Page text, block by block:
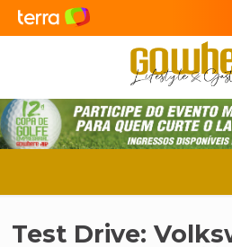
Test Drive: